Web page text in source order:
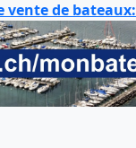
vente de bateaux: